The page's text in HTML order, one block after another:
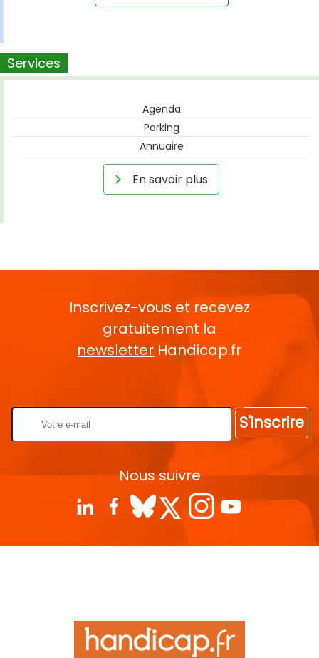
Services
Agenda
Parking
Annuaire
En savoir plus
Inscrivez-vous et recevez
gratuitement la
newsletter Handicap.fr
S'inscrire
Nous suivre